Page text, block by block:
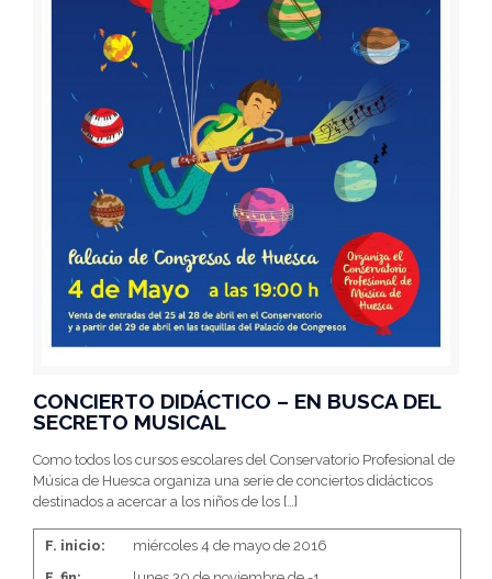
CONCIERTO DIDÁCTICO – EN BUSCA DEL
SECRETO MUSICAL
Como todos los cursos escolares del Conservatorio Profesional de
Música de Huesca organiza una serie de conciertos didácticos
destinados a acercar a los niños de los […]
F. inicio:
miércoles 4 de mayo de 2016